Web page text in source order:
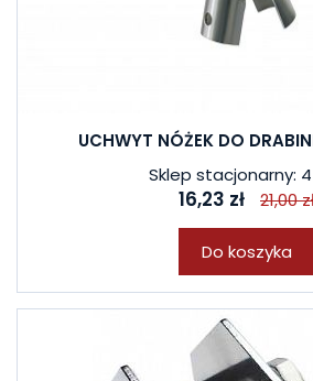
UCHWYT NÓŻEK DO
Sklep stacjonarny:
16,23 zł 21,00
Do koszyka